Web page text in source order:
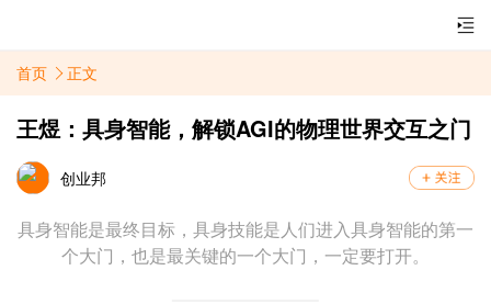
首页 正文
王煜：具身智能，解锁AGI的物理世界交互之门
创业邦
具身智能是最终目标，具身技能是人们进入具身智能的第一
个大门，也是最关键的一个大门，一定要打开。